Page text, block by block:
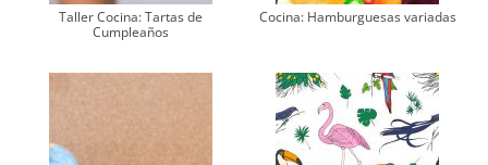
Taller Cocina: Tartas de
Cumpleaños
Cocina: Hamburguesas variadas